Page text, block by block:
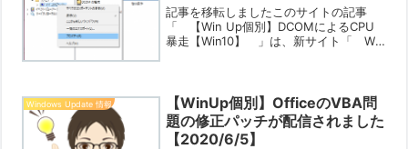
記事を移転しましたこのサイトの記事
「 【Win Up個別】DCOMによるCPU
暴走【Win10】 」は、新サイト「 Win
D...
Windows Update 情報
【WinUp個別】OfficeのVBA問
題の修正パッチが配信されました
【2020/6/5】